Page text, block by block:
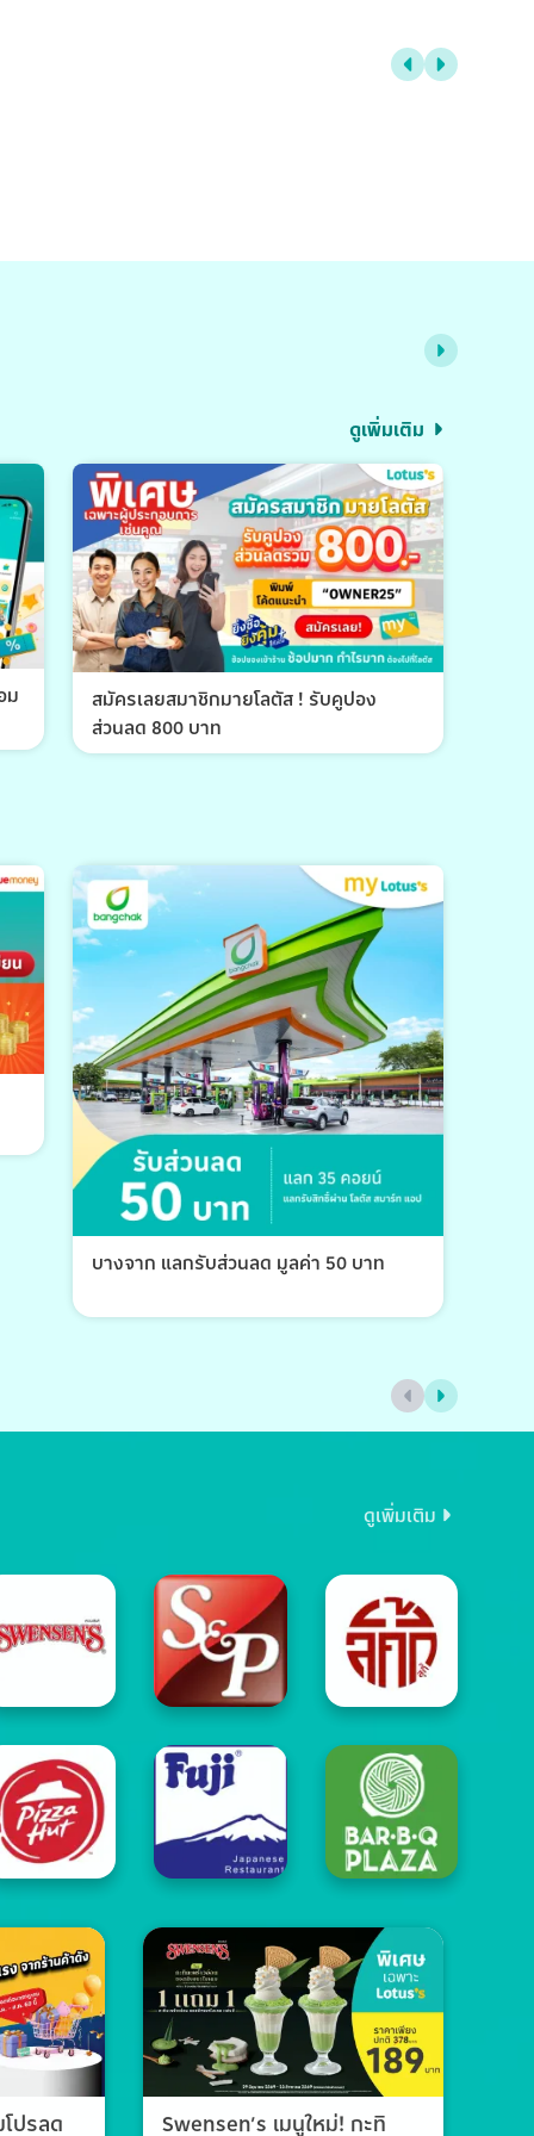
ดูเพิ่มเติม
ม
สมัครเลยสมาชิกมายโลตัส ! รับคูปอง
ส่วนลด 800 บาท
บางจาก แลกรับส่วนลด มูลค่า 50 บาท
ดูเพิ่มเติม
ปรลด
Swensen’s เมนูใหม่! กะทิ